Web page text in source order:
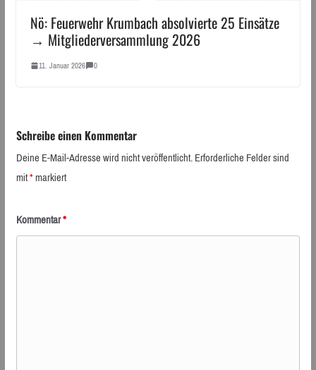
Nö: Feuerwehr Krumbach absolvierte 25 Einsätze
→ Mitgliederversammlung 2026
11. Januar 2026 0
Schreibe einen Kommentar
Deine E-Mail-Adresse wird nicht veröffentlicht.Erforderliche Felder sind
mit*markiert
Kommentar*